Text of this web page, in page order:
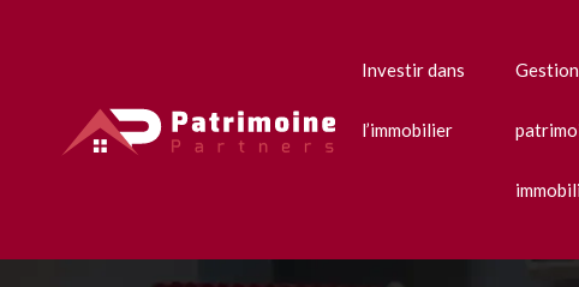
Investir dans
l’immobilier